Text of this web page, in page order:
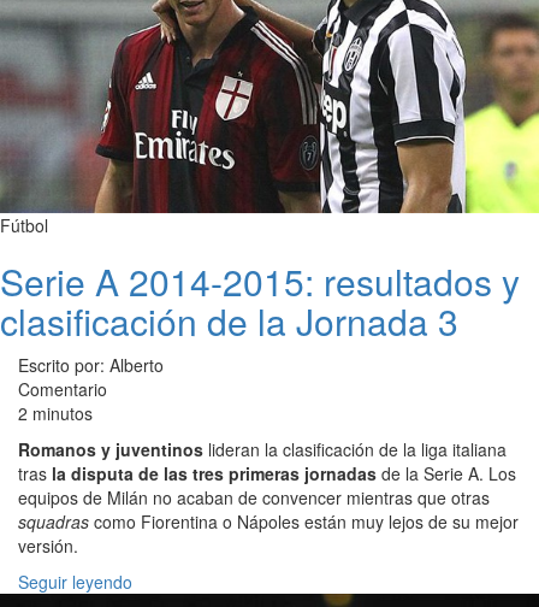
Fútbol
Serie A 2014-2015: resultados y
clasificación de la Jornada 3
Escrito por: Alberto
Comentario
2 minutos
Romanos y juventinos lideran la clasificación de la liga italiana
tras la disputa de las tres primeras jornadas de la Serie A. Los
equipos de Milán no acaban de convencer mientras que otras
squadras como Fiorentina o Nápoles están muy lejos de su mejor
versión.
Seguir leyendo